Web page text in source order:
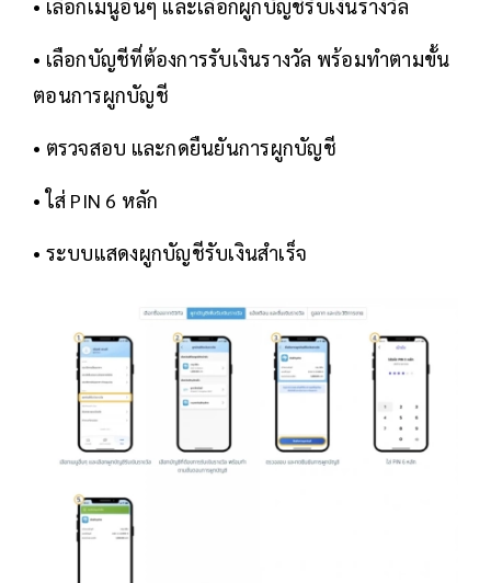
• เลือกเมนูอื่นๆ และเลือกผูกบัญชีรับเงินรางวัล
• เลือกบัญชีที่ต้องการรับเงินรางวัล พร้อมทำตามขั้น
ตอนการผูกบัญชี
• ตรวจสอบ และกดยืนยันการผูกบัญชี
• ใส่ PIN 6 หลัก
• ระบบแสดงผูกบัญชีรับเงินสำเร็จ